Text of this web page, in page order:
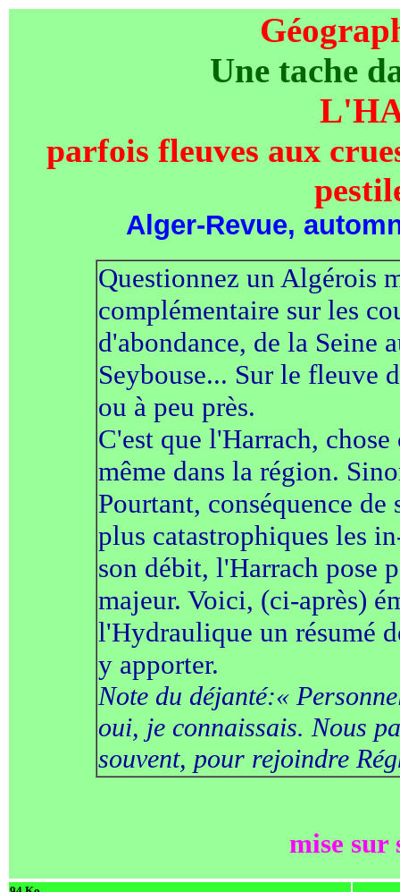
Une tache
parfois fleuves aux
Alger-Revue,
Questionnez un Algérois
complémentaire sur les
d'abondance, de la Seine
Seybouse... Sur le fleuve
ou à peu près.
C'est que l'Harrach,
même dans la région.
Pourtant, conséquence
plus catastrophiques les
son débit, l'Harrach pose
majeur. Voici, (ci-après)
l'Hydraulique un résumé
y apporter.
Note du déjanté:«
oui, je connaissais. Nous
souvent, pour rejoindre
mise sur